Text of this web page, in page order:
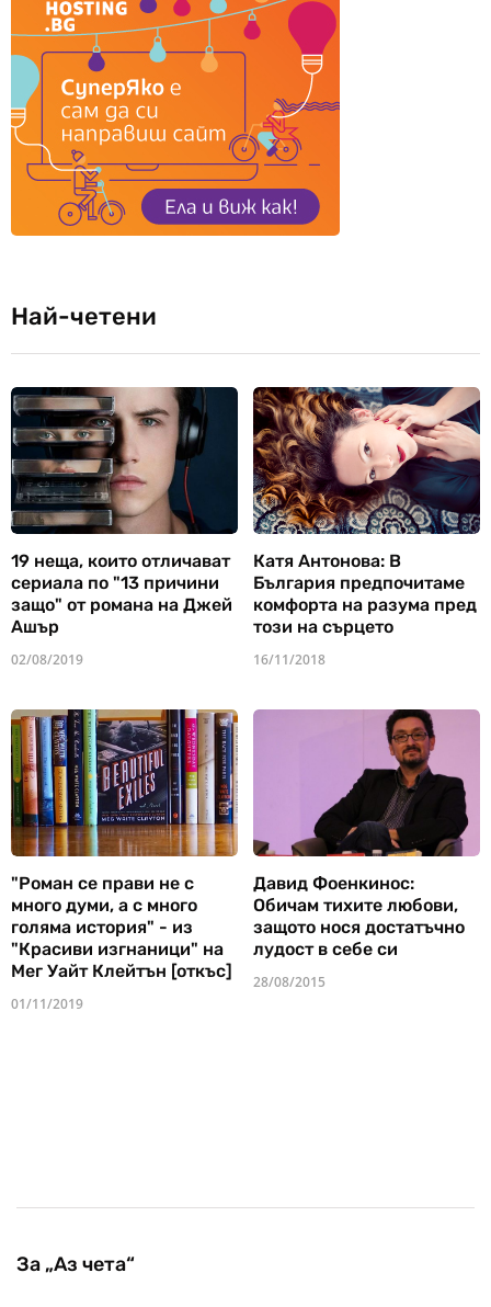
Най-четени
19 неща, които отличават
сериала по "13 причини
защо" от романа на Джей
Ашър
02/08/2019
Катя Антонова: В
България предпочитаме
комфорта на разума пред
този на сърцето
16/11/2018
"Роман се прави не с
много думи, а с много
голяма история" - из
"Красиви изгнаници" на
Мег Уайт Клейтън [откъс]
01/11/2019
Давид Фоенкинос:
Обичам тихите любови,
защото нося достатъчно
лудост в себе си
28/08/2015
За „Аз чета“